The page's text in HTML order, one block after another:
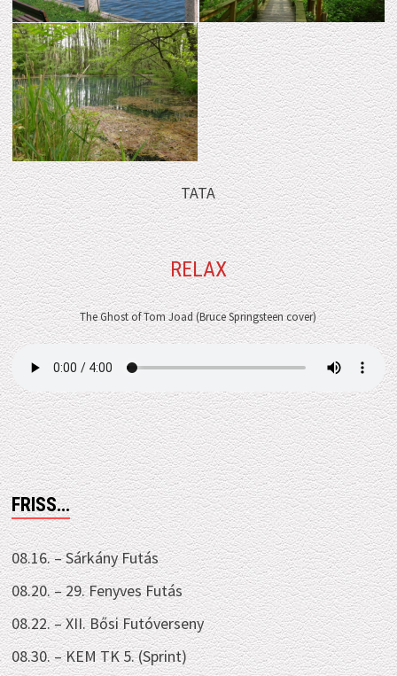
TATA
RELAX
The Ghost of Tom Joad (Bruce Springsteen cover)
FRISS…
08.16. – Sárkány Futás
08.20. – 29. Fenyves Futás
08.22. – XII. Bősi Futóverseny
08.30. – KEM TK 5. (Sprint)